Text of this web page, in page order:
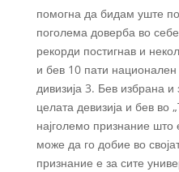
помогна да бидам уште
поголема доверба во
рекорди постигнав и
и бев 10 пати
дивизија 3. Бев избрана
целата девизија и бев во
најголемо признание што
може да го добие во
признание е за сите